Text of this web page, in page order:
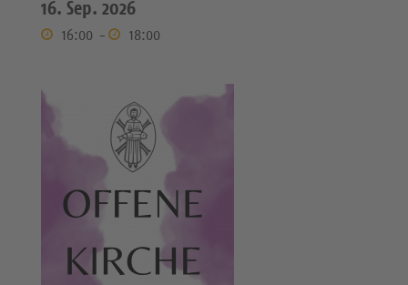
16. Sep. 2026
16:00 - 18:00